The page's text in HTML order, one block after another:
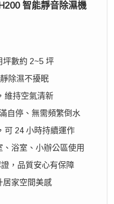
智能靜音除濕機
坪數約 2~5 坪
除濕不擾眠
維持空氣清新
自停、無需頻繁倒水
可 24 小時持續運作
浴室、小辦公區使用
，品質安心有保障
居家空間美感